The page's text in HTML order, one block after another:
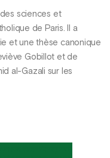
des sciences et
de Paris. Il a
et une thèse canonique
Gobillot et de
al-Gazali sur les